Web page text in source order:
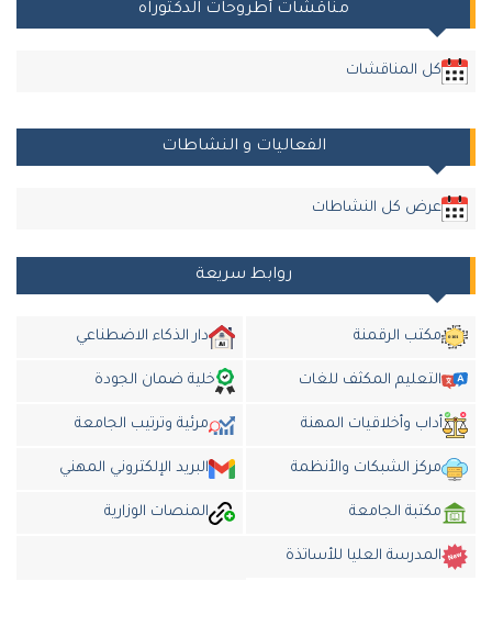
مناقشات أطروحات الدكتوراه
كل المناقشات
الفعاليات و النشاطات
عرض كل النشاطات
روابط سريعة
مكتب الرقمنة دار الذكاء الاضطناعي
التعليم المكثف للغات خلية ضمان الجودة
أداب وأخلاقيات المهنة مرئية وترتيب الجامعة
مركز الشبكات والأنظمة البريد الإلكتروني المهني
مكتبة الجامعة المنصات الوزارية
المدرسة العليا للأساتذة